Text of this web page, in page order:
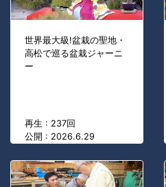
世界最大級!盆栽の聖地・
高松で巡る盆栽ジャーニ
ー
再生 : 237回
公開 : 2026.6.29